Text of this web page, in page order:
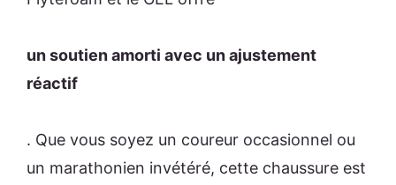
un soutien amorti avec un ajustement
réactif
. Que vous soyez un coureur occasionnel ou
un marathonien invétéré, cette chaussure est